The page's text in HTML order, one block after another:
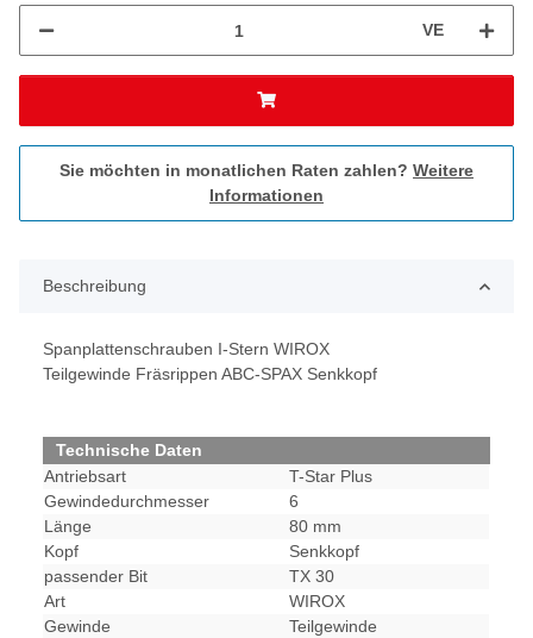
VE
Sie möchten in monatlichen Raten zahlen? Weitere
Informationen
Beschreibung
Spanplattenschrauben I-Stern WIROX
Teilgewinde Fräsrippen ABC-SPAX Senkkopf
Technische Daten
Antriebsart
T-Star Plus
Gewindedurchmesser
6
Länge
80 mm
Kopf
Senkkopf
passender Bit
TX 30
Art
WIROX
Gewinde
Teilgewinde